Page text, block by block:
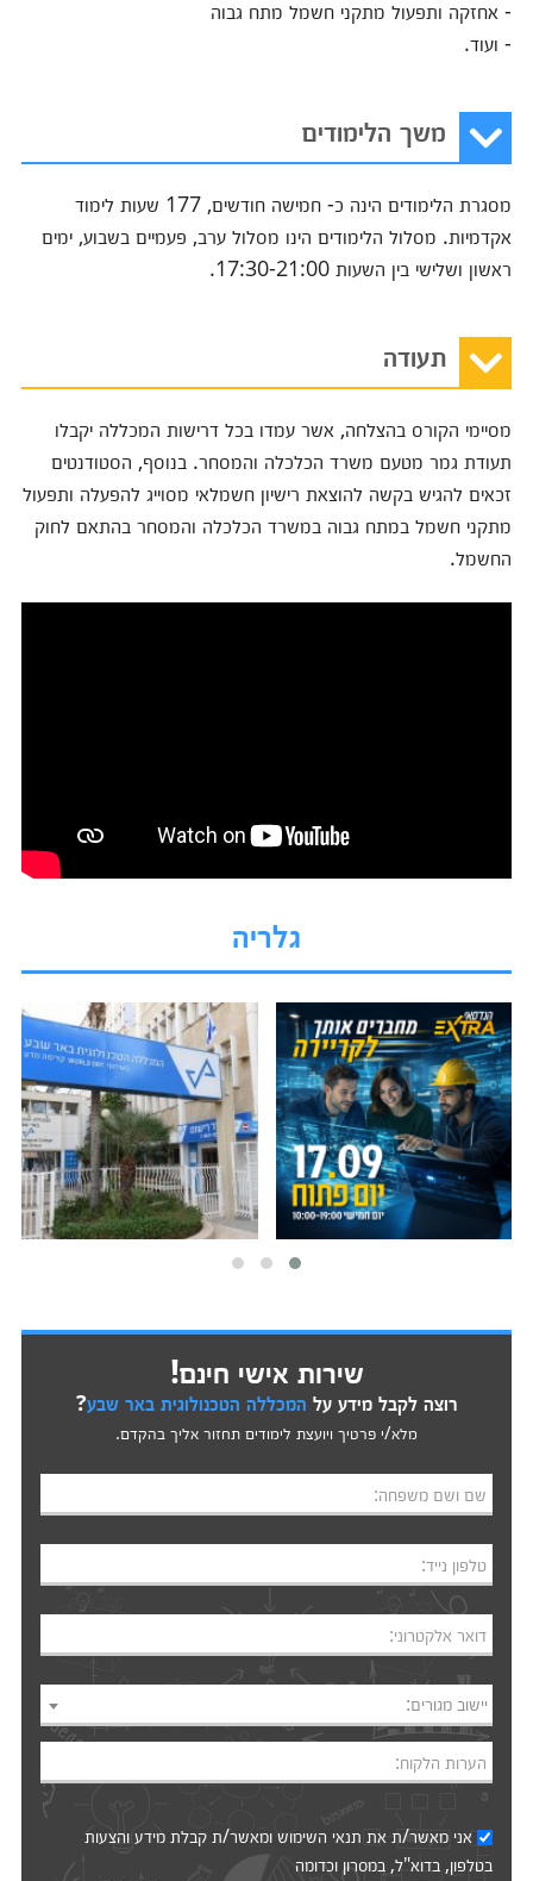
- אחזקה ותפעול מתקני חשמל מתח גבוה
- ועוד.
משך הלימודים
מסגרת הלימודים הינה כ- חמישה חודשים, 177 שעות לימוד
אקדמיות. מסלול הלימודים הינו מסלול ערב, פעמיים בשבוע, ימים
ראשון ושלישי בין השעות 17:30-21:00.
תעודה
מסיימי הקורס בהצלחה, אשר עמדו בכל דרישות המכללה יקבלו
תעודת גמר מטעם משרד הכלכלה והמסחר. בנוסף, הסטודנטים
זכאים להגיש בקשה להוצאת רישיון חשמלאי מסוייג להפעלה ותפעול
מתקני חשמל במתח גבוה במשרד הכלכלה והמסחר בהתאם לחוק
החשמל.
גלריה
שירות אישי חינם!
רוצה לקבל מידע על המכללה הטכנולוגית באר שבע?
מלא/י פרטיך ויועצת לימודים תחזור אליך בהקדם.
שם ושם משפחה:
טלפון נייד:
דואר אלקטרוני:
יישוב מגורים:
הערות הלקוח:
אני מאשר/ת את תנאי השימושומאשר/ת קבלת מידע והצעות
בטלפון, בדוא"ל, במסרון וכדומה‎‎